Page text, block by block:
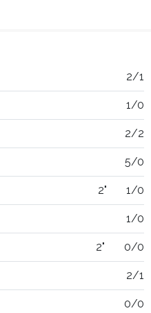
2/1
1/0
2/2
5/0
2" 1/0
1/0
2" 0/0
2/1
0/0